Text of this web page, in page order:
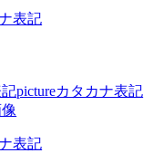
表記
pictureカタカナ表記
表記